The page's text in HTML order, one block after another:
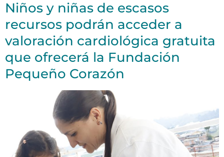
Niños y niñas de escasos
recursos podrán acceder a
valoración cardiológica gratuita
que ofrecerá la Fundación
Pequeño Corazón